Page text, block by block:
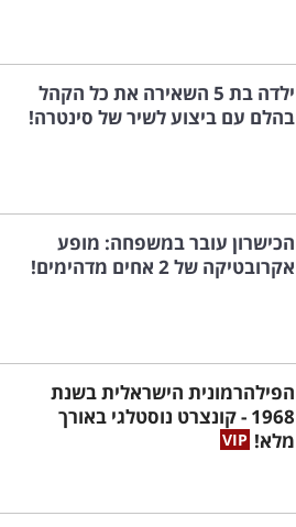
ילדה בת 5 השאירה את כל הקהל
בהלם עם ביצוע לשיר של סינטרה!
הכישרון עובר במשפחה: מופע
אקרובטיקה של 2 אחים מדהימים!
הפילהרמונית הישראלית בשנת
1968 - קונצרט נוסטלגי באורך
מלא!